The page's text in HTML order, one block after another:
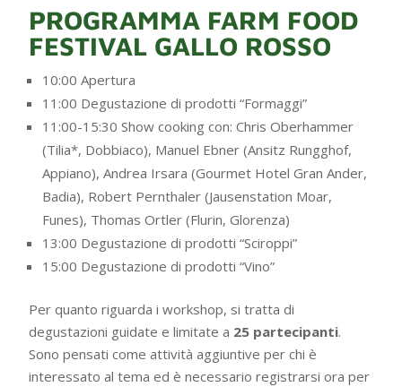
PROGRAMMA FARM FOOD
FESTIVAL GALLO ROSSO
10:00 Apertura
11:00 Degustazione di prodotti “Formaggi”
11:00-15:30 Show cooking con: Chris Oberhammer
(Tilia*, Dobbiaco), Manuel Ebner (Ansitz Rungghof,
Appiano), Andrea Irsara (Gourmet Hotel Gran Ander,
Badia), Robert Pernthaler (Jausenstation Moar,
Funes), Thomas Ortler (Flurin, Glorenza)
13:00 Degustazione di prodotti “Sciroppi”
15:00 Degustazione di prodotti “Vino”
Per quanto riguarda i workshop, si tratta di
degustazioni guidate e limitate a 25 partecipanti.
Sono pensati come attività aggiuntive per chi è
interessato al tema ed è necessario registrarsi ora per